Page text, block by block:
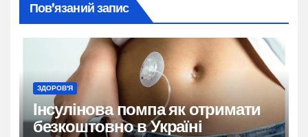
Пов’язаний запис
ЗДОРОВ'Я
Інсулінова помпа як отримати
безкоштовно в Україні